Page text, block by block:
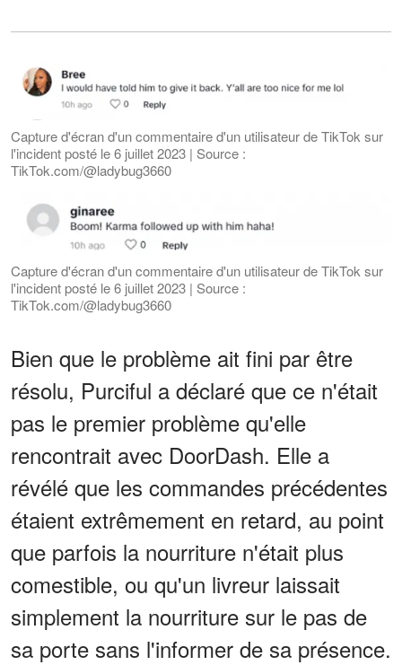
Capture d'écran d'un commentaire d'un utilisateur de TikTok sur
l'incident posté le 6 juillet 2023 | Source :
TikTok.com/@ladybug3660
Capture d'écran d'un commentaire d'un utilisateur de TikTok sur
l'incident posté le 6 juillet 2023 | Source :
TikTok.com/@ladybug3660
Bien que le problème ait fini par être
résolu, Purciful a déclaré que ce n'était
pas le premier problème qu'elle
rencontrait avec DoorDash. Elle a
révélé que les commandes précédentes
étaient extrêmement en retard, au point
que parfois la nourriture n'était plus
comestible, ou qu'un livreur laissait
simplement la nourriture sur le pas de
sa porte sans l'informer de sa présence.